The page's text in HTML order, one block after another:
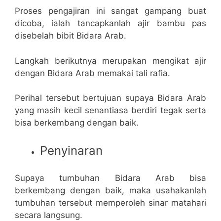
Proses pengajiran ini sangat gampang buat
dicoba, ialah tancapkanlah ajir bambu pas
disebelah bibit Bidara Arab.
Langkah berikutnya merupakan mengikat ajir
dengan Bidara Arab memakai tali rafia.
Perihal tersebut bertujuan supaya Bidara Arab
yang masih kecil senantiasa berdiri tegak serta
bisa berkembang dengan baik.
Penyinaran
Supaya tumbuhan Bidara Arab bisa
berkembang dengan baik, maka usahakanlah
tumbuhan tersebut memperoleh sinar matahari
secara langsung.